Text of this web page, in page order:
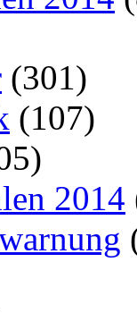
(301)
(107)
2014